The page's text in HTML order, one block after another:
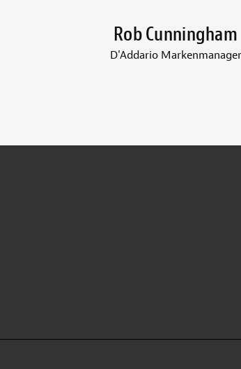
Rob Cunningham
D'Addario Markenmanager